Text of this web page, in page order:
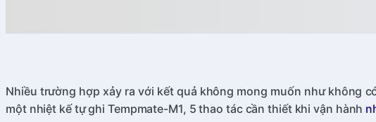
Nhiều trường hợp xảy ra với kết quả không mong muốn như không
một nhiệt kế tự ghi Tempmate-M1, 5 thao tác cần thiết khi vận hành